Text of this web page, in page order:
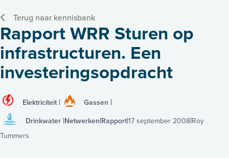
Terug naar kennisbank
Rapport WRR Sturen op
infrastructuren. Een
investeringsopdracht
Elektriciteit Gassen
Drinkwater Netwerken Rapport 17 september 2008 Roy
Tummers